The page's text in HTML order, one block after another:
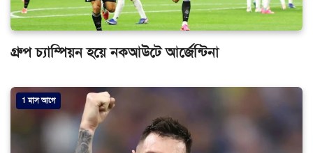
গ্রুপ চ্যাম্পিয়ন হয়ে নকআউটে আর্জেন্টিনা
1 মাস আগে